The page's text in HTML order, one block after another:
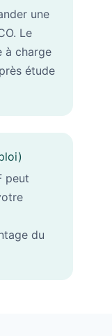
une
Le
à charge
étude
peut
du